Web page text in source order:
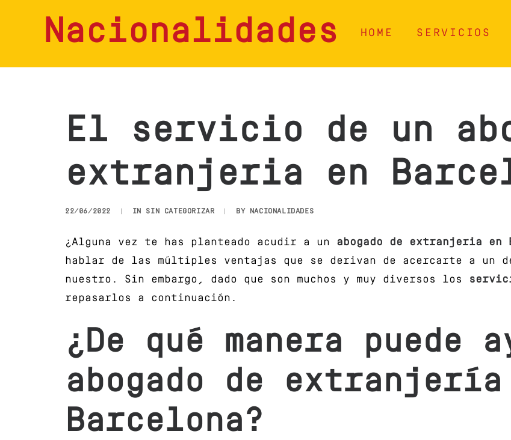
Nacionalidades HOME SERVICIOS
El servicio de un
extranjeria en
22/06/2022 IN SIN CATEGORIZAR BY NACIONALIDADES
¿Alguna vez te has planteado acudir a un abogado de extranjeria en
hablar de las múltiples ventajas que se derivan de acercarte a un
nuestro. Sin embargo, dado que son muchos y muy diversos los
repasarlos a continuación.
¿De qué manera puede
abogado de extranjería
Barcelona?